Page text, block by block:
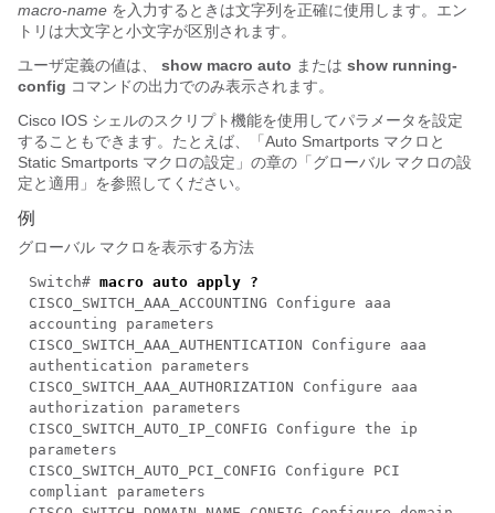
macro-name を入力するときは文字列を正確に使用します。エン
トリは大文字と小文字が区別されます。
ユーザ定義の値は、
show macro auto または show running-
config コマンドの出力でのみ表示されます。
Cisco IOS シェルのスクリプト機能を使用してパラメータを設定
することもできます。たとえば、「Auto Smartports マクロと
Static Smartports マクロの設定」の章の「グローバル マクロの設
定と適用」を参照してください。
例
グローバル マクロを表示する方法
Switch# macro auto apply ?
CISCO_SWITCH_AAA_ACCOUNTING Configure aaa
accounting parameters
CISCO_SWITCH_AAA_AUTHENTICATION Configure aaa
authentication parameters
CISCO_SWITCH_AAA_AUTHORIZATION Configure aaa
authorization parameters
CISCO_SWITCH_AUTO_IP_CONFIG Configure the ip
parameters
CISCO_SWITCH_AUTO_PCI_CONFIG Configure PCI
compliant parameters